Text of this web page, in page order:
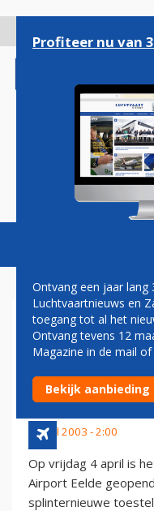
gaan
Magazine
4 april 2003 - 2:00
Op vrijdag 4 april is
Airport Eelde
splinternieuwe
Profiteer nu van
Ontvang een jaar lang
Luchtvaartnieuws en
toegang tot al het
Ontvang tevens 12
Magazine in de mail
Bekijk aanbieding